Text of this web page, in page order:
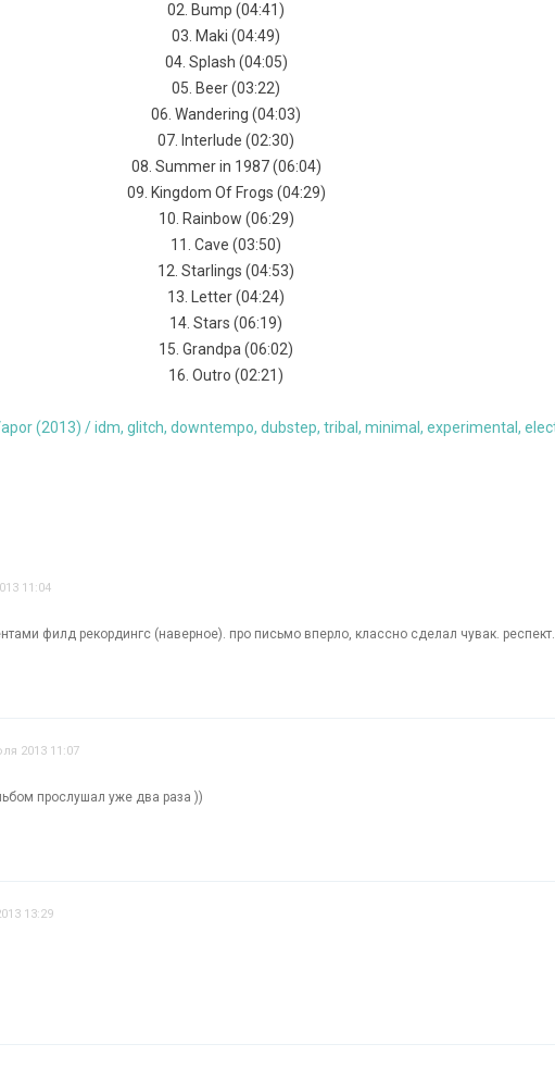
02. Bump (04:41)
03. Maki (04:49)
04. Splash (04:05)
05. Beer (03:22)
06. Wandering (04:03)
07. Interlude (02:30)
08. Summer in 1987 (06:04)
09. Kingdom Of Frogs (04:29)
10. Rainbow (06:29)
11. Cave (03:50)
12. Starlings (04:53)
13. Letter (04:24)
14. Stars (06:19)
15. Grandpa (06:02)
16. Outro (02:21)
11:04
филд рекордингс (наверное). про письмо вперло, классно сделал чувак. респект.
2013 11:07
прослушал уже два раза ))
13:29